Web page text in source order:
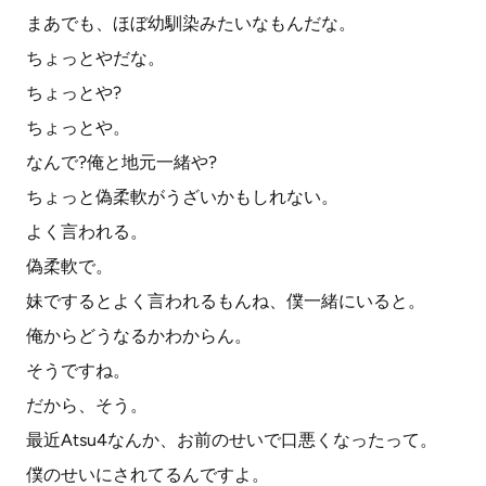
まあでも、ほぼ幼馴染みたいなもんだな。
ちょっとやだな。
ちょっとや?
ちょっとや。
なんで?俺と地元一緒や?
ちょっと偽柔軟がうざいかもしれない。
よく言われる。
偽柔軟で。
妹でするとよく言われるもんね、僕一緒にいると。
俺からどうなるかわからん。
そうですね。
だから、そう。
最近Atsu4なんか、お前のせいで口悪くなったって。
僕のせいにされてるんですよ。